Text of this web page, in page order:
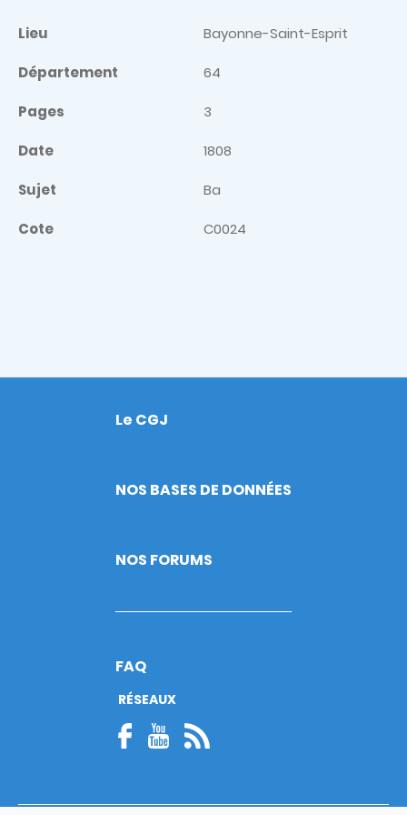
Lieu Bayonne-Saint-Esprit
Département 64
Pages 3
Date 1808
Sujet Ba
Cote C0024
Footer
Le CGJ
NOS BASES DE DONNÉES
NOS FORUMS
FAQ
RÉSEAUX